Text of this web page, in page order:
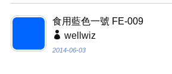
食用藍色一號 FE-009
wellwiz
2014-06-03